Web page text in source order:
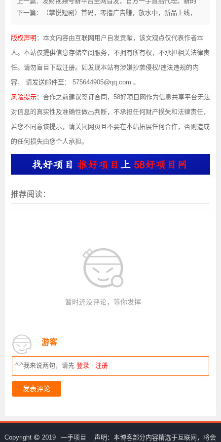
下一篇：（掌悦短剧）首码，零撸广告赚，放水中，新品上线，
版权声明 ：本文内容由互联网用户自发贡献，该文观点仅代表作者本
人。本站仅提供信息存储空间服务，不拥有所有权，不承担相关法律责
任。请勿盲目下载注册。如发现本站有涉嫌抄袭侵权/违法违规的内
容， 请发送邮件至： 575644905@qq.com 。
风险提示：合作之前建议签订合同，58好项目网作为信息共享平台无法
对信息的真实性及准确性做出判断，不承担任何财产损失和法律责任，
若您不同意该提示，请关闭网页且不要在本站拓展任何合作，否则造成
的任何损失由您个人承担。
推荐阅读：
暂时还没评论，等你发挥
游客
^-^我来说两句，请先登录 · 注册
发表评论
Copyright 2019 一手项目 声明：本博客部分内容精选于互联网，将会